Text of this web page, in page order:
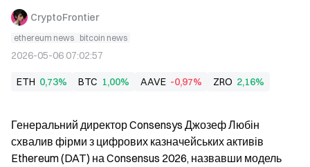
CryptoFrontier
ethereum news bitcoin news
2026-05-06 07:02:57
ETH 0,73% BTC 1,00% AAVE -0,97% ZRO 2,16%
Генеральний директор Consensys Джозеф Любін
схвалив фірми з цифрових казначейських активів
Ethereum (DAT) на Consensus 2026, назвавши модель